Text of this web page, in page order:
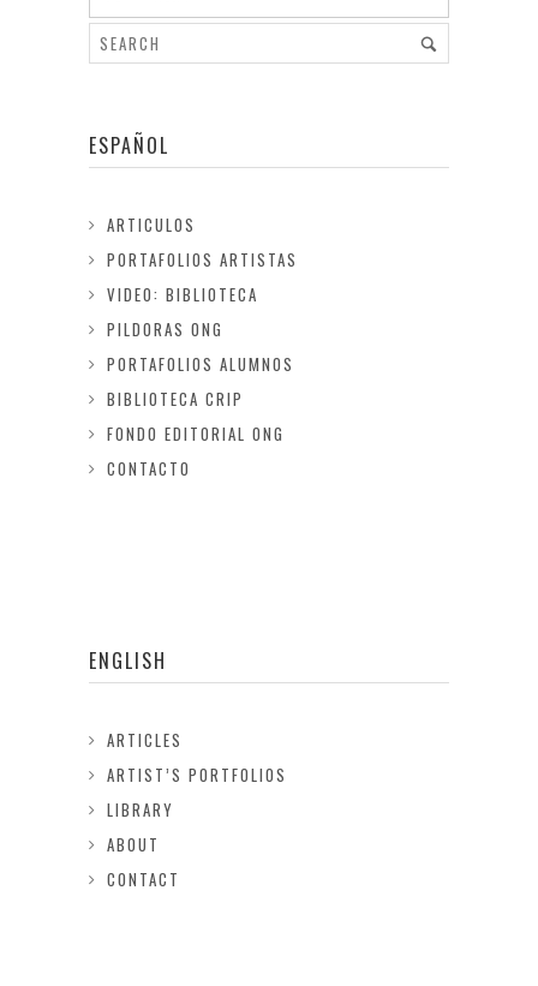
ESPAÑOL
ARTICULOS
PORTAFOLIOS ARTISTAS
VIDEO: BIBLIOTECA
PILDORAS ONG
PORTAFOLIOS ALUMNOS
BIBLIOTECA CRIP
FONDO EDITORIAL ONG
CONTACTO
ENGLISH
ARTICLES
ARTIST’S PORTFOLIOS
LIBRARY
ABOUT
CONTACT